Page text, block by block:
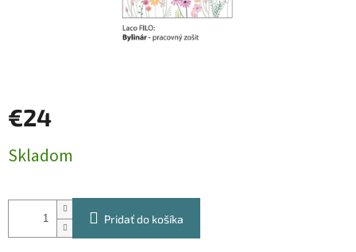
€24
cena:
Skladom
Pridať do košíka